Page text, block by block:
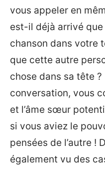
vous appeler en
est-il déjà arrivé
chanson dans votre
que cette autre
chose dans sa tête ?
conversation, vous
et l’âme sœur
si vous aviez le
pensées de l’autre !
également vu des